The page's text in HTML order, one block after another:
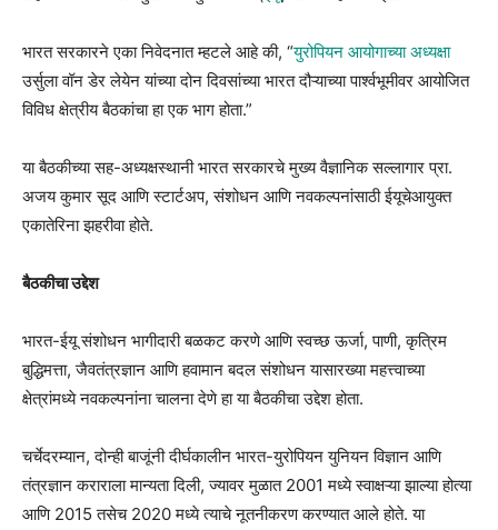
भारत सरकारने एका निवेदनात म्हटले आहे की, “युरोपियन आयोगाच्या अध्यक्षा
उर्सुला वॉन डेर लेयेन यांच्या दोन दिवसांच्या भारत दौऱ्याच्या पार्श्वभूमीवर आयोजित
विविध क्षेत्रीय बैठकांचा हा एक भाग होता.”
या बैठकीच्या सह-अध्यक्षस्थानी भारत सरकारचे मुख्य वैज्ञानिक सल्लागार प्रा.
अजय कुमार सूद आणि स्टार्टअप, संशोधन आणि नवकल्पनांसाठी ईयूचेआयुक्त
एकातेरिना झहरीवा होते.
बैठकीचा उद्देश
भारत-ईयू संशोधन भागीदारी बळकट करणे आणि स्वच्छ ऊर्जा, पाणी, कृत्रिम
बुद्धिमत्ता, जैवतंत्रज्ञान आणि हवामान बदल संशोधन यासारख्या महत्त्वाच्या
क्षेत्रांमध्ये नवकल्पनांना चालना देणे हा या बैठकीचा उद्देश होता.
चर्चेदरम्यान, दोन्ही बाजूंनी दीर्घकालीन भारत-युरोपियन युनियन विज्ञान आणि
तंत्रज्ञान कराराला मान्यता दिली, ज्यावर मुळात 2001 मध्ये स्वाक्षऱ्या झाल्या होत्या
आणि 2015 तसेच 2020 मध्ये त्याचे नूतनीकरण करण्यात आले होते. या